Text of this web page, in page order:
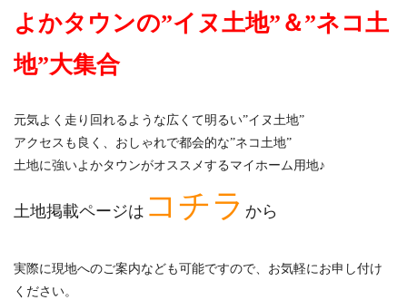
よかタウンの”イヌ土地”＆”ネコ土
地”大集合
元気よく走り回れるような広くて明るい”イヌ土地”
アクセスも良く、おしゃれで都会的な”ネコ土地”
土地に強いよかタウンがオススメするマイホーム用地♪
土地掲載ページは コチラ から
実際に現地へのご案内なども可能ですので、お気軽にお申し付け
ください。